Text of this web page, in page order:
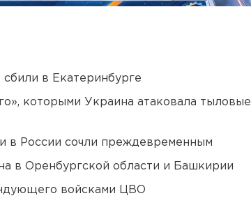
сбили в Екатеринбурге
которыми Украина атаковала тыловые
в России сочли преждевременным
в Оренбургской области и Башкирии
войсками ЦВО